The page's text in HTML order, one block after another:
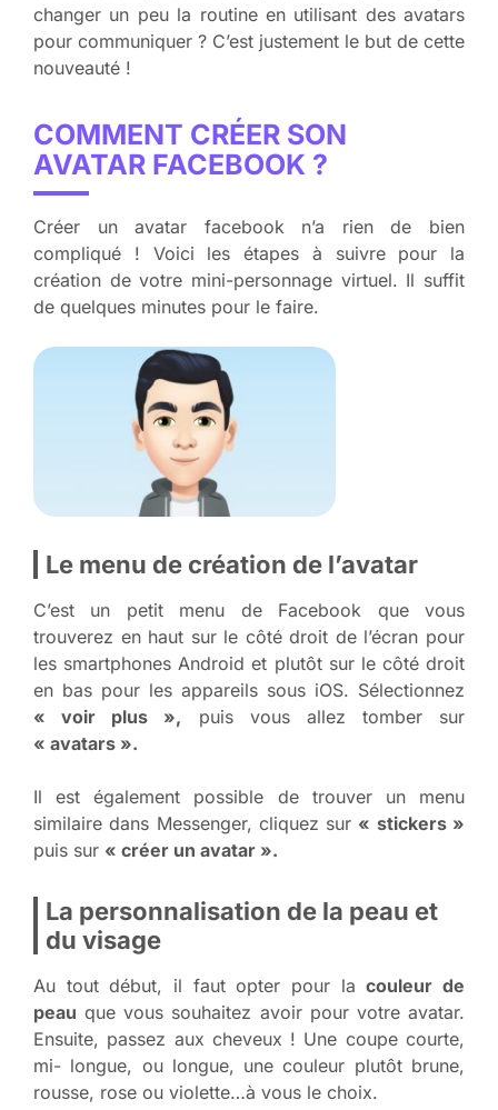
changer un peu la routine en utilisant des avatars
pour communiquer ? C’est justement le but de cette
nouveauté !
COMMENT CRÉER SON
AVATAR FACEBOOK ?
Créer un avatar facebook n’a rien de bien
compliqué ! Voici les étapes à suivre pour la
création de votre mini-personnage virtuel. Il suffit
de quelques minutes pour le faire.
Le menu de création de l’avatar
C’est un petit menu de Facebook que vous
trouverez en haut sur le côté droit de l’écran pour
les smartphones Android et plutôt sur le côté droit
en bas pour les appareils sous iOS. Sélectionnez
« voir plus », puis vous allez tomber sur
« avatars ».
Il est également possible de trouver un menu
similaire dans Messenger, cliquez sur « stickers »
puis sur « créer un avatar ».
La personnalisation de la peau et
du visage
Au tout début, il faut opter pour lacouleur de
peau que vous souhaitez avoir pour votre avatar.
Ensuite, passez aux cheveux ! Une coupe courte,
mi- longue, ou longue, une couleur plutôt brune,
rousse, rose ou violette…à vous le choix.